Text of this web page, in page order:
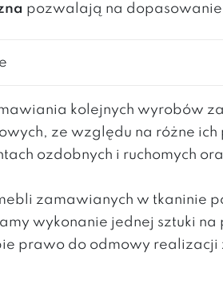
pozwalają na
kolejnych wyrobów
ze względu na różne
ozdobnych i ruchomych
zamawianych w tkaninie
wykonanie jednej sztuki
prawo do odmowy